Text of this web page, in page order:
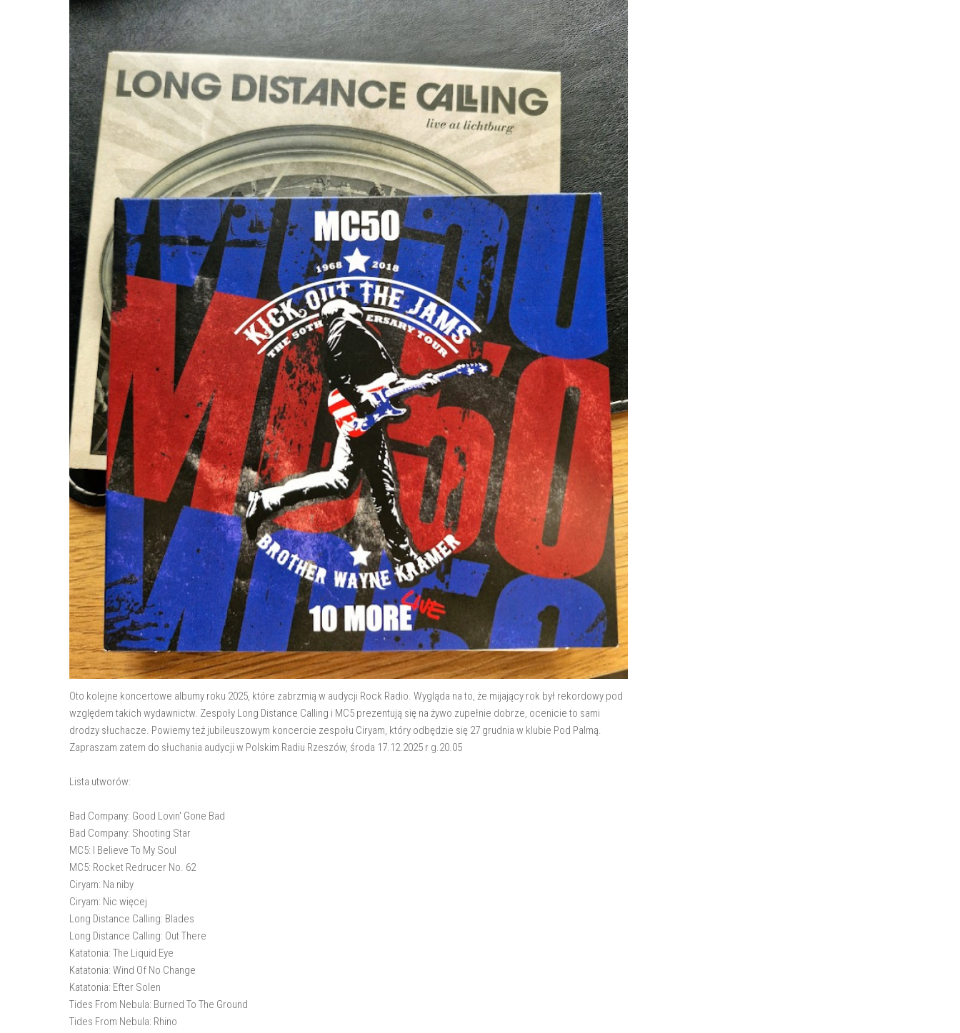
Oto kolejne koncertowe albumy roku 2025, które zabrzmią w audycji Rock Radio. Wygląda na to, że mijający rok był rekordowy pod
względem takich wydawnictw. Zespoły Long Distance Calling i MC5 prezentują się na żywo zupełnie dobrze, ocenicie to sami
drodzy słuchacze. Powiemy też jubileuszowym koncercie zespołu Ciryam, który odbędzie się 27 grudnia w klubie Pod Palmą.
Zapraszam zatem do słuchania audycji w Polskim Radiu Rzeszów, środa 17.12.2025 r g.20.05
Lista utworów:
Bad Company: Good Lovin' Gone Bad
Bad Company: Shooting Star
MC5: I Believe To My Soul
MC5: Rocket Redrucer No. 62
Ciryam: Na niby
Ciryam: Nic więcej
Long Distance Calling: Blades
Long Distance Calling: Out There
Katatonia: The Liquid Eye
Katatonia: Wind Of No Change
Katatonia: Efter Solen
Tides From Nebula: Burned To The Ground
Tides From Nebula: Rhino